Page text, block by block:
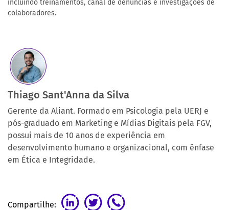
incluindo treinamentos, canal de denúncias e investigações de
colaboradores.
Thiago Sant'Anna da Silva
Gerente da Aliant. Formado em Psicologia pela UERJ e
pós-graduado em Marketing e Mídias Digitais pela FGV,
possui mais de 10 anos de experiência em
desenvolvimento humano e organizacional, com ênfase
em Ética e Integridade.
Compartilhe: